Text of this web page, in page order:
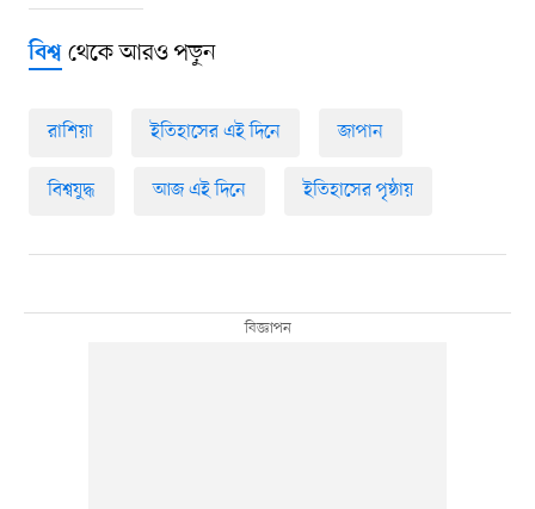
বিশ্বথেকে আরও পড়ুন
রাশিয়া ইতিহাসের এই দিনে জাপান
বিশ্বযুদ্ধ আজ এই দিনে ইতিহাসের পৃষ্ঠায়